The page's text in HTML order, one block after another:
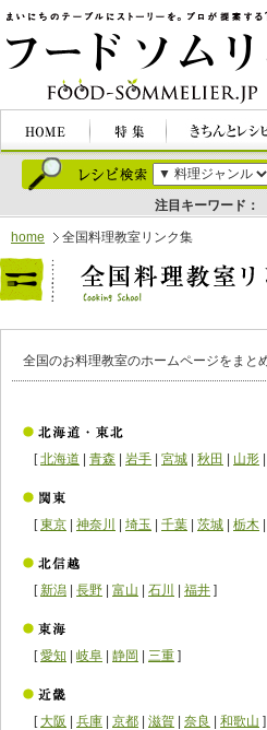
注目キーワード：
home 全国料理教室リンク集
全国のお料理教室のホームページをまと
[北海道 青森 岩手 宮城 秋田 山形
[東京 神奈川 埼玉 千葉 茨城 栃木
[新潟 長野 富山 石川 福井 ]
[愛知 岐阜 静岡 三重 ]
[ 大阪 兵庫 京都 滋賀 奈良 和歌山 ]